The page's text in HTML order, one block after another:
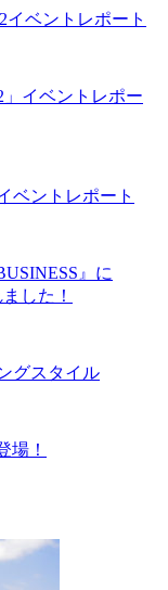
ベントレポート
イベントレポー
ベントレポート
』に
した！
グスタイル
場！